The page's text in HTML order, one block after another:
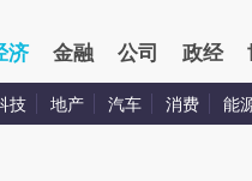
济 金融 公司 政经
技 地产 汽车 消费 能